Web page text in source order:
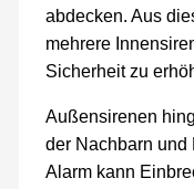
abdecken. Aus
mehrere
Sicherheit zu
Außensirenen
der Nachbarn und
Alarm kann